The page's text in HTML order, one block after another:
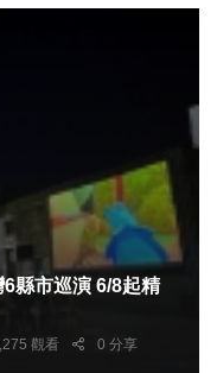
演 6/8起精
觀看 0 分享